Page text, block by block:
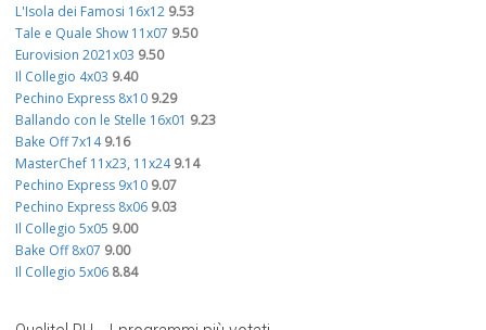
L'Isola dei Famosi 16x12 9.53
Tale e Quale Show 11x07 9.50
Eurovision 2021x03 9.50
Il Collegio 4x03 9.40
Pechino Express 8x10 9.29
Ballando con le Stelle 16x01 9.23
Bake Off 7x14 9.16
MasterChef 11x23, 11x24 9.14
Pechino Express 9x10 9.07
Pechino Express 8x06 9.03
Il Collegio 5x05 9.00
Bake Off 8x07 9.00
Il Collegio 5x06 8.84